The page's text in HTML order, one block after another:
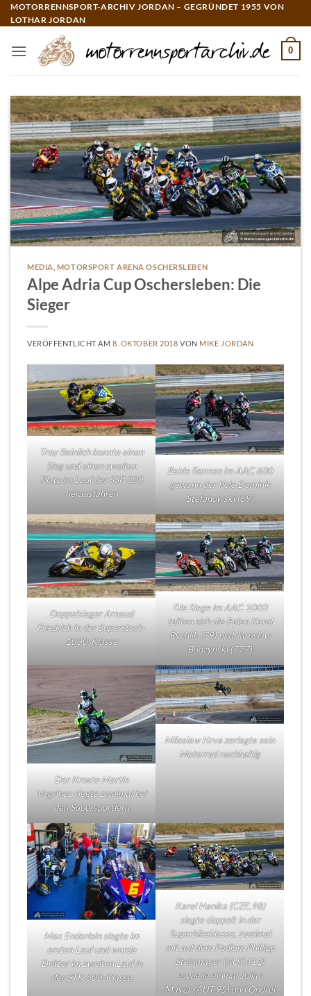
Zum
Inhalt
MOTORRENNSPORT-ARCHIV JORDAN – GEGRÜNDET 1955 VON
LOTHAR JORDAN
0
MEDIA MOTORSPORT ARENA OSCHERSLEBEN
Alpe Adria Cup Oschersleben: Die
Sieger
VERÖFFENTLICHT AM8. OKTOBER 2018 VON MIKE JORDAN
Troy Beinlich konnte einen
Sieg und einen zweiten
Platz im Lauf der SSP 300
herausfahren
Beide Rennen im AAC 600
gewann der Pole Dominik
Stefanowski (69)
Doppelsieger Arnaud
Friedrich in der Superstock-
1000-Klasse
Die Siege im AAC 1000
teilten sich die Polen Karol
Rychlik (79) und Jaroslaw
Budzynski (777)
Der Kroate Martin
Vugrinec siegte zweimal bei
den Supersportlern
Miloslaw Hrva zerlegte sein
Motorrad nachhaltig
Max Enderlein siegte im
ersten Lauf und wurde
Dritter im zweiten Lauf in
der STK 600-Klasse
Karel Hanika (CZE,98)
siegte doppelt in der
Superbikeklasse, zweimal
mit auf dem Podium Phillipp
Steinmayer (AUT,411)
sowie je einmal Julian
Mayer (AUT,95) und Ondrej